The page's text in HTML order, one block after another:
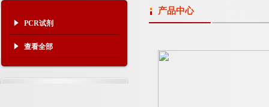
PCR试剂
查看全部
产品中心